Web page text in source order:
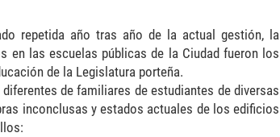
repetida año tras año de la actual gestión, la
en las escuelas públicas de la Ciudad fueron los
de la Legislatura porteña.
de familiares de estudiantes de diversas
inconclusas y estados actuales de los edificios